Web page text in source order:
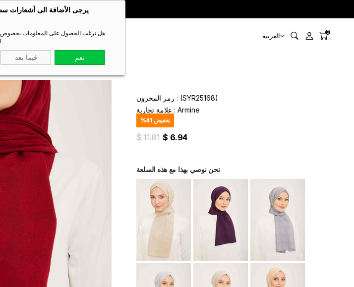
فيما بعد نعم
🎁 خصم خاص **10%** على طلبك الأول!
العربية 0
رمز المخزون
(SYR25168)
علامة تجارية : Armine
%41 تخفيض
$ 11.81 $ 6.94
نحن نوصي بهذا مع هذه السلعة